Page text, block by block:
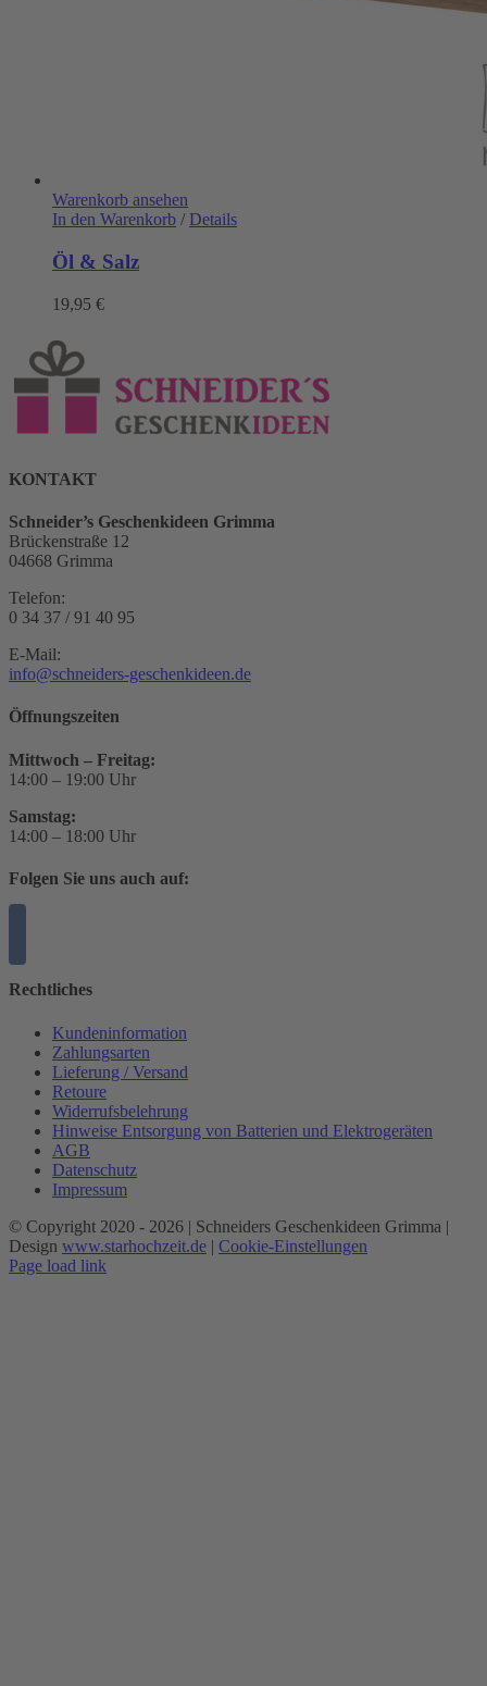
Warenkorb ansehen
In den Warenkorb / Details
Öl & Salz
19,95 €
KONTAKT
Schneider’s Geschenkideen Grimma
Brückenstraße 12
04668 Grimma
Telefon:
0 34 37 / 91 40 95
E-Mail:
info@schneiders-geschenkideen.de
Öffnungszeiten
Mittwoch – Freitag:
14:00 – 19:00 Uhr
Samstag:
14:00 – 18:00 Uhr
Folgen Sie uns auch auf:
Rechtliches
Kundeninformation
Zahlungsarten
Lieferung / Versand
Retoure
Widerrufsbelehrung
Hinweise Entsorgung von Batterien und Elektrogeräten
AGB
Datenschutz
Impressum
© Copyright 2020 - 2026 | Schneiders Geschenkideen Grimma |
Design www.starhochzeit.de | Cookie-Einstellungen
Page load link